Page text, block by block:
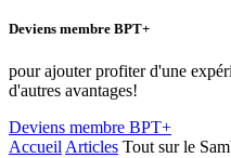
Deviens membre BPT+
pour ajouter profiter d'une
d'autres avantages!
Deviens membre BPT+
Accueil Articles Tout sur le